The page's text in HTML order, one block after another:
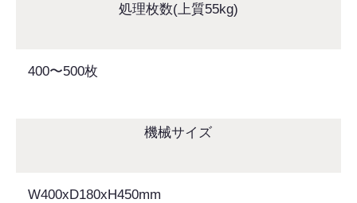
処理枚数(上質55kg)
400〜500枚
機械サイズ
W400xD180xH450mm